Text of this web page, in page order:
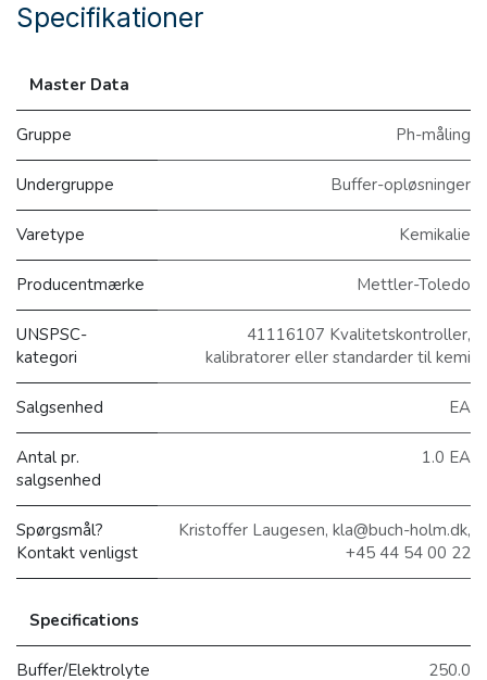
Specifikationer
Master Data
Gruppe Ph-måling
Undergruppe Buffer-opløsninger
Varetype Kemikalie
Producentmærke Mettler-Toledo
UNSPSC-
kategori
41116107 Kvalitetskontroller,
kalibratorer eller standarder til kemi
Salgsenhed EA
Antal pr.
salgsenhed
1.0 EA
Spørgsmål?
Kontakt venligst
Kristoffer Laugesen, kla@buch-holm.dk,
+45 44 54 00 22
Specifications
Buffer/Elektrolyte
250.0